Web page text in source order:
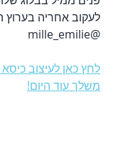
לעקוב אחריה
@mille_emilie
משלך עוד היום!